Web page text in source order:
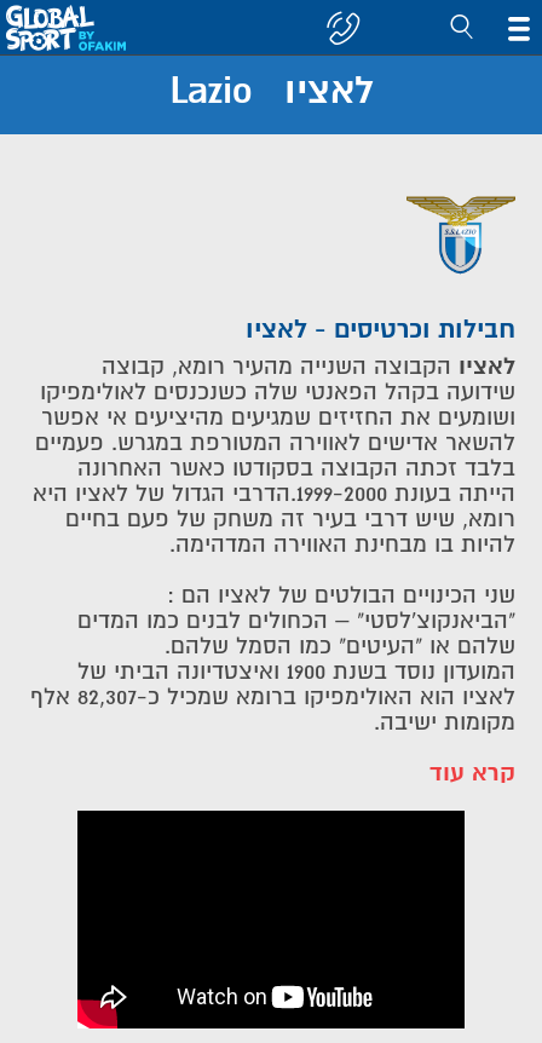
קבוצה/יעד
לאציו Lazio
חבילות וכרטיסים - לאציו
לאציו הקבוצה השנייה מהעיר רומא, קבוצה
שידועה בקהל הפאנטי שלה כשנכנסים לאולימפיקו
ושומעים את החזיזים שמגיעים מהיציעים אי אפשר
להשאר אדישים לאווירה המטורפת במגרש. פעמיים
בלבד זכתה הקבוצה בסקודטו כאשר האחרונה
הייתה בעונת 1999-2000.הדרבי הגדול של לאציו היא
רומא, שיש דרבי בעיר זה משחק של פעם בחיים
להיות בו מבחינת האווירה המדהימה.
שני הכינויים הבולטים של לאציו הם :
"הביאנקוצ'לסטי" – הכחולים לבנים כמו המדים
שלהם או "העיטים" כמו הסמל שלהם.
המועדון נוסד בשנת 1900 ואיצטדיונה הביתי של
לאציו הוא האולימפיקו ברומא שמכיל כ-82,307 אלף
מקומות ישיבה.
קרא עוד
לכם מענה מושלם. בחרו את החבילה המתאימה
לכם והזמינו באתר. לא מצאתם חבילות למשחקי